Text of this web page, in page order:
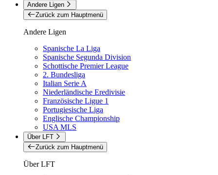
Andere Ligen
Zurück zum Hauptmenü
Andere Ligen
Spanische La Liga
Spanische Segunda Division
Schottische Premier League
2. Bundesliga
Italian Serie A
Niederländische Eredivisie
Französische Ligue 1
Portugiesische Liga
Englische Championship
USA MLS
Über LFT
Zurück zum Hauptmenü
Über LFT